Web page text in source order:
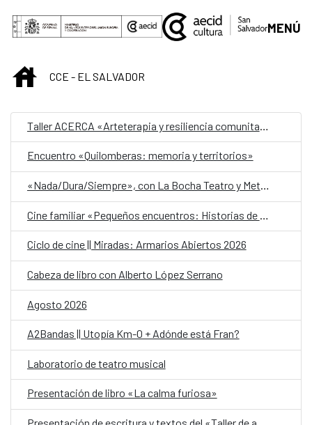
Saltar al contenido principal
MENÚ
INICIOCCE - EL SALVADOR
Encuentro «Quilomberas: memoria y territorios»
«Nada/Dura/Siempre», con La Bocha Teatro y Metafórica
Ciclo de cine || Miradas: Armarios Abiertos 2026
Cabeza de libro con Alberto López Serrano
Agosto 2026
A2Bandas || Utopía Km-0 + Adónde está Fran?
Laboratorio de teatro musical
Presentación de libro «La calma furiosa»